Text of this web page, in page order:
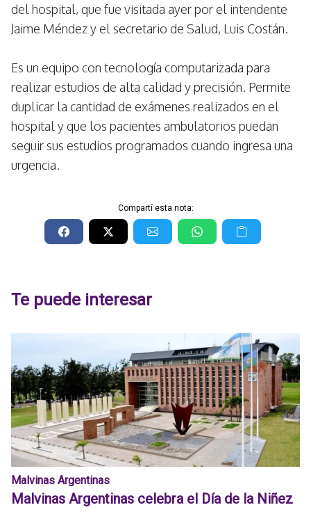
del hospital, que fue visitada ayer por el intendente
Jaime Méndez y el secretario de Salud, Luis Costán.
Es un equipo con tecnología computarizada para
realizar estudios de alta calidad y precisión. Permite
duplicar la cantidad de exámenes realizados en el
hospital y que los pacientes ambulatorios puedan
seguir sus estudios programados cuando ingresa una
urgencia.
Compartí esta nota:
Te puede interesar
Malvinas Argentinas
Malvinas Argentinas celebra el Día de la Niñez